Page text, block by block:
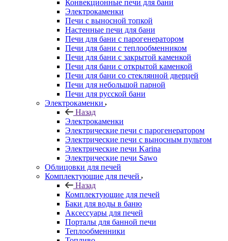
Конвекционные печи для бани
Электрокаменки
Печи с выносной топкой
Настенные печи для бани
Печи для бани с парогенератором
Печи для бани с теплообменником
Печи для бани с закрытой каменкой
Печи для бани с открытой каменкой
Печи для бани со стеклянной дверцей
Печи для небольшой парной
Печи для русской бани
Электрокаменки
Назад
Электрокаменки
Электрические печи с парогенератором
Электрические печи с выносным пультом
Электрические печи Karina
Электрические печи Sawo
Облицовки для печей
Комплектующие для печей
Назад
Комплектующие для печей
Баки для воды в баню
Аксессуары для печей
Порталы для банной печи
Теплообменники